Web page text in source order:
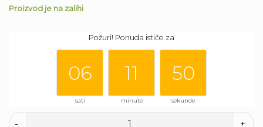
Proizvod je na zalihi
Požuri! Ponuda ističe za
06
sati
11
minute
49
50
sekunde